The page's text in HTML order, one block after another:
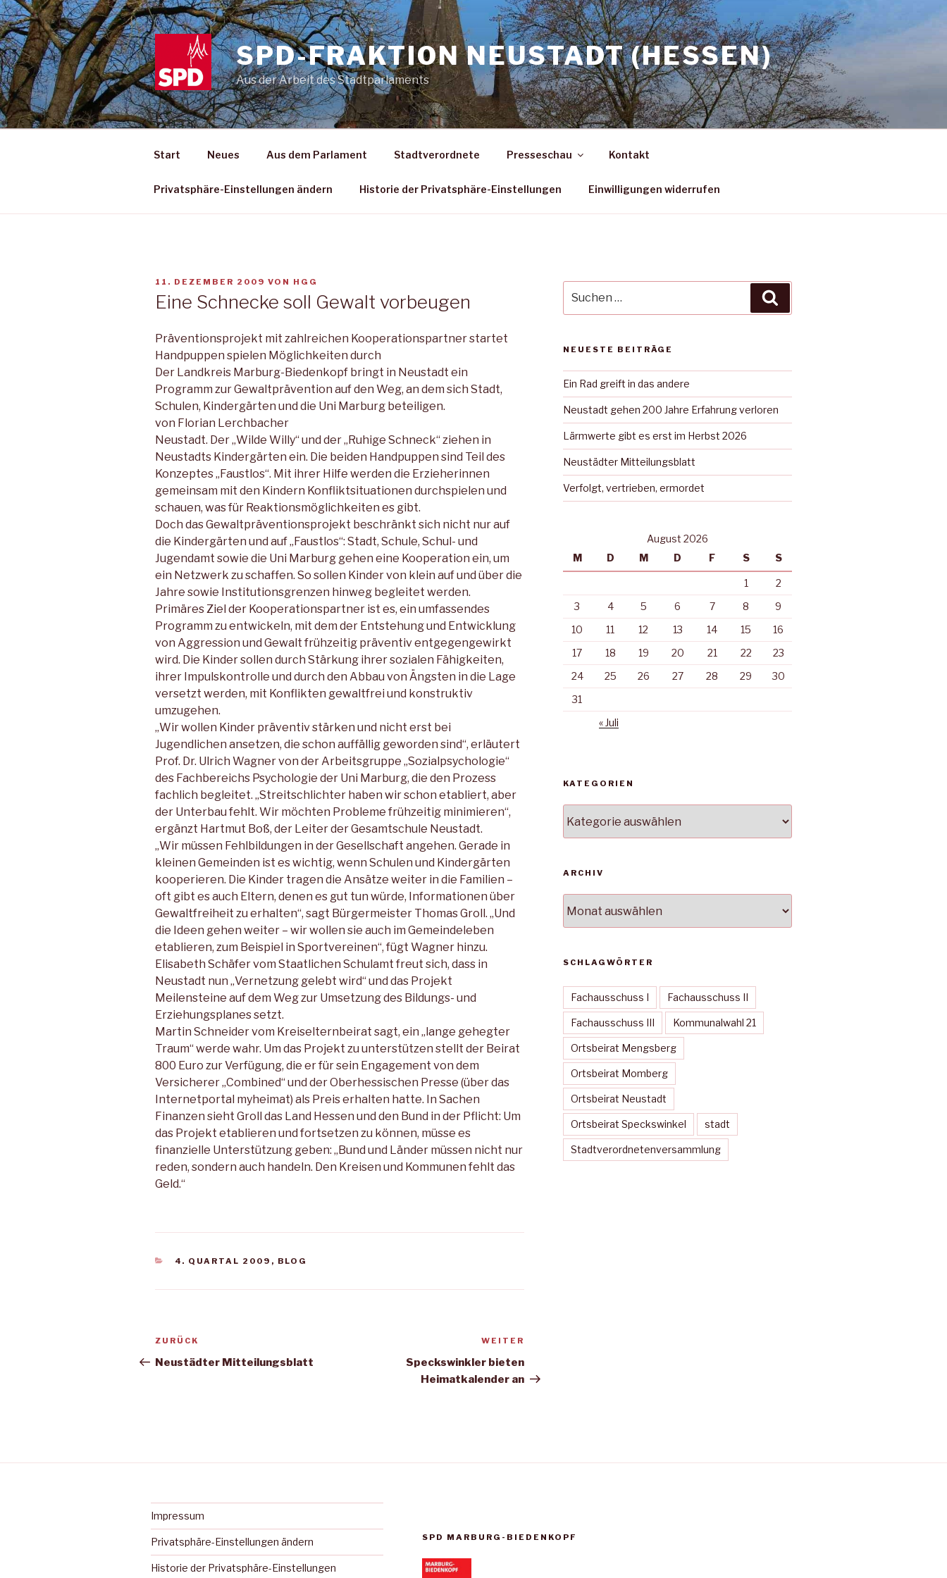
Zum
Inhalt
springen
SPD-FRAKTION NEUSTADT (HESSEN)
Aus der Arbeit des Stadtparlaments
Start Neues Aus dem Parlament Stadtverordnete Presseschau Kontakt
Privatsphäre-Einstellungen ändern Historie der Privatsphäre-Einstellungen Einwilligungen widerrufen
VERÖFFENTLICHT
11. DEZEMBER 2009 VON HGG
Eine Schnecke soll Gewalt vorbeugen
Präventionsprojekt mit zahlreichen Kooperationspartner startet
Handpuppen spielen Möglichkeiten durch
Der Landkreis Marburg-Biedenkopf bringt in Neustadt ein
Programm zur Gewaltprävention auf den Weg, an dem sich Stadt,
Schulen, Kindergärten und die Uni Marburg beteiligen.
von Florian Lerchbacher
Neustadt. Der „Wilde Willy“ und der „Ruhige Schneck“ ziehen in
Neustadts Kindergärten ein. Die beiden Handpuppen sind Teil des
Konzeptes „Faustlos“. Mit ihrer Hilfe werden die Erzieherinnen
gemeinsam mit den Kindern Konfliktsituationen durchspielen und
schauen, was für Reaktionsmöglichkeiten es gibt.
Doch das Gewaltpräventionsprojekt beschränkt sich nicht nur auf
die Kindergärten und auf „Faustlos“: Stadt, Schule, Schul- und
Jugendamt sowie die Uni Marburg gehen eine Kooperation ein, um
ein Netzwerk zu schaffen. So sollen Kinder von klein auf und über die
Jahre sowie Institutionsgrenzen hinweg begleitet werden.
Primäres Ziel der Kooperationspartner ist es, ein umfassendes
Programm zu entwickeln, mit dem der Entstehung und Entwicklung
von Aggression und Gewalt frühzeitig präventiv entgegengewirkt
wird. Die Kinder sollen durch Stärkung ihrer sozialen Fähigkeiten,
ihrer Impulskontrolle und durch den Abbau von Ängsten in die Lage
versetzt werden, mit Konflikten gewaltfrei und konstruktiv
umzugehen.
„Wir wollen Kinder präventiv stärken und nicht erst bei
Jugendlichen ansetzen, die schon auffällig geworden sind“, erläutert
Prof. Dr. Ulrich Wagner von der Arbeitsgruppe „Sozialpsychologie“
des Fachbereichs Psychologie der Uni Marburg, die den Prozess
fachlich begleitet. „Streitschlichter haben wir schon etabliert, aber
der Unterbau fehlt. Wir möchten Probleme frühzeitig minimieren“,
ergänzt Hartmut Boß, der Leiter der Gesamtschule Neustadt.
„Wir müssen Fehlbildungen in der Gesellschaft angehen. Gerade in
kleinen Gemeinden ist es wichtig, wenn Schulen und Kindergärten
kooperieren. Die Kinder tragen die Ansätze weiter in die Familien –
oft gibt es auch Eltern, denen es gut tun würde, Informationen über
Gewaltfreiheit zu erhalten“, sagt Bürgermeister Thomas Groll. „Und
die Ideen gehen weiter – wir wollen sie auch im Gemeindeleben
etablieren, zum Beispiel in Sportvereinen“, fügt Wagner hinzu.
Elisabeth Schäfer vom Staatlichen Schulamt freut sich, dass in
Neustadt nun „Vernetzung gelebt wird“ und das Projekt
Meilensteine auf dem Weg zur Umsetzung des Bildungs- und
Erziehungsplanes setzt.
Martin Schneider vom Kreiselternbeirat sagt, ein „lange gehegter
Traum“ werde wahr. Um das Projekt zu unterstützen stellt der Beirat
800 Euro zur Verfügung, die er für sein Engagement von dem
Versicherer „Combined“ und der Oberhessischen Presse (über das
Internetportal myheimat) als Preis erhalten hatte. In Sachen
Finanzen sieht Groll das Land Hessen und den Bund in der Pflicht: Um
das Projekt etablieren und fortsetzen zu können, müsse es
finanzielle Unterstützung geben: „Bund und Länder müssen nicht nur
reden, sondern auch handeln. Den Kreisen und Kommunen fehlt das
Geld.“
KATEGORIEN
4. QUARTAL 2009 , BLOG
Beitragsnavigation
Vorheriger
Beitrag
ZURÜCK
Neustädter Mitteilungsblatt
Beitrag
WEITER
Speckswinkler bieten
Heimatkalender an
nach:
NEUESTE BEITRÄGE
Ein Rad greift in das andere
Neustadt gehen 200 Jahre Erfahrung verloren
Lärmwerte gibt es erst im Herbst 2026
Neustädter Mitteilungsblatt
Verfolgt, vertrieben, ermordet
August 2026
M
D M D F S S
1
2
3
4 5 6 7 8
9
10
11 12 13 14 15
16
17
18 19 20 21 22
23
24
25 26 27 28 29
30
31
« Juli
KATEGORIEN
ARCHIV
SCHLAGWÖRTER
Fachausschuss I Fachausschuss II
Fachausschuss III Kommunalwahl 21
Ortsbeirat Mengsberg
Ortsbeirat Momberg
Ortsbeirat Neustadt
Ortsbeirat Speckswinkel stadt
Stadtverordnetenversammlung
Impressum
Privatsphäre-Einstellungen ändern
Historie der Privatsphäre-Einstellungen
SPD MARBURG-BIEDENKOPF